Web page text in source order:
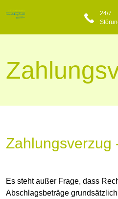
24/7
Zahlungsverzug
Es steht außer Frage, dass
Abschlagsbeträge